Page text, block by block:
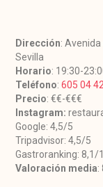
Dirección:
Sevilla
Horario: 19:30-
Teléfono:605 04
Precio: €€-€€€
Instagram:
Google: 4,5/5
Tripadvisor: 4,5/5
Gastroranking: 8,1/
Valoración media: